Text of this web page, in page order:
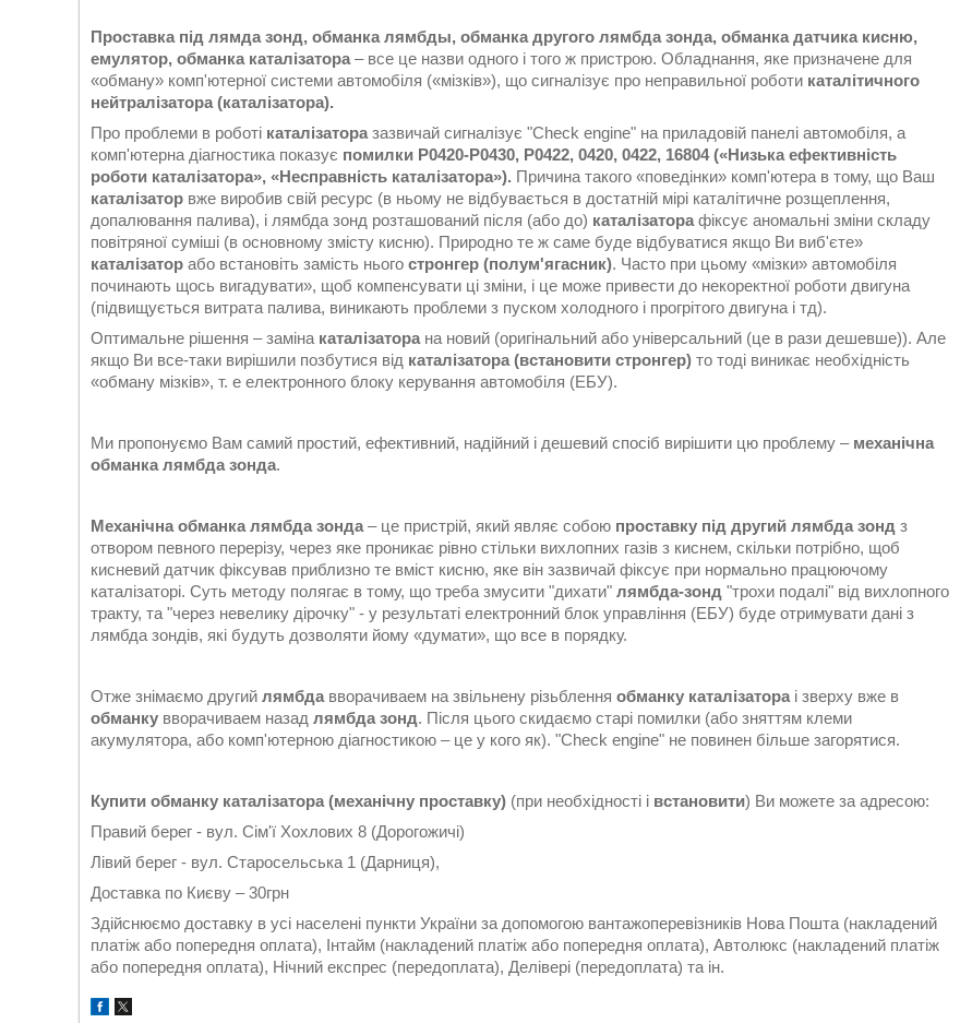
Проставка під лямда зонд, обманка лямбды, обманка другого лямбда зонда, обманка датчика кисню,
емулятор, обманка каталізатора – все це назви одного і того ж пристрою. Обладнання, яке призначене для
«обману» комп'ютерної системи автомобіля («мізків»), що сигналізує про неправильної роботи каталітичного
нейтралізатора (каталізатора).
Про проблеми в роботі каталізатора зазвичай сигналізує "Check engine" на приладовій панелі автомобіля, а
комп'ютерна діагностика показує помилки P0420-P0430, P0422, 0420, 0422, 16804 («Низька ефективність
роботи каталізатора», «Несправність каталізатора»). Причина такого «поведінки» комп'ютера в тому, що Ваш
каталізатор вже виробив свій ресурс (в ньому не відбувається в достатній мірі каталітичне розщеплення,
допалювання палива), і лямбда зонд розташований після (або до) каталізатора фіксує аномальні зміни складу
повітряної суміші (в основному змісту кисню). Природно те ж саме буде відбуватися якщо Ви виб'єте»
каталізатор або встановіть замість нього стронгер (полум'ягасник). Часто при цьому «мізки» автомобіля
починають щось вигадувати», щоб компенсувати ці зміни, і це може привести до некоректної роботи двигуна
(підвищується витрата палива, виникають проблеми з пуском холодного і прогрітого двигуна і тд).
Оптимальне рішення – заміна каталізатора на новий (оригінальний або універсальний (це в рази дешевше)). Але
якщо Ви все-таки вирішили позбутися від каталізатора (встановити стронгер) то тоді виникає необхідність
«обману мізків», т. е електронного блоку керування автомобіля (ЕБУ).
Ми пропонуємо Вам самий простий, ефективний, надійний і дешевий спосіб вирішити цю проблему – механічна
обманка лямбда зонда.
Механічна обманка лямбда зонда – це пристрій, який являє собою проставку під другий лямбда зонд з
отвором певного перерізу, через яке проникає рівно стільки вихлопних газів з киснем, скільки потрібно, щоб
кисневий датчик фіксував приблизно те вміст кисню, яке він зазвичай фіксує при нормально працюючому
каталізаторі. Суть методу полягає в тому, що треба змусити "дихати" лямбда-зонд "трохи подалі" від вихлопного
тракту, та "через невелику дірочку" - у результаті електронний блок управління (ЕБУ) буде отримувати дані з
лямбда зондів, які будуть дозволяти йому «думати», що все в порядку.
Отже знімаємо другий лямбда вворачиваем на звільнену різьблення обманку каталізатора і зверху вже в
обманку вворачиваем назад лямбда зонд. Після цього скидаємо старі помилки (або зняттям клеми
акумулятора, або комп'ютерною діагностикою – це у кого як). "Check engine" не повинен більше загорятися.
Купити обманку каталізатора (механічну проставку) (при необхідності і встановити) Ви можете за адресою:
Правий берег - вул. Сім'ї Хохлових 8 (Дорогожичі)
Лівий берег - вул. Старосельська 1 (Дарниця),
Доставка по Києву – 30грн
Здійснюємо доставку в усі населені пункти України за допомогою вантажоперевізників Нова Пошта (накладений
платіж або попередня оплата), Інтайм (накладений платіж або попередня оплата), Автолюкс (накладений платіж
або попередня оплата), Нічний експрес (передоплата), Делівері (передоплата) та ін.